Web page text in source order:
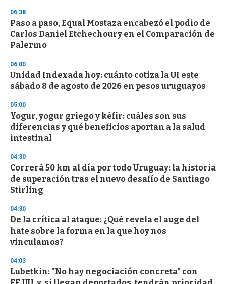
s
e
c
o
n
06:38
Paso a paso, Equal Mostaza encabezó el podio de
Carlos Daniel Etchechoury en el Comparación de
Palermo
06:00
Unidad Indexada hoy: cuánto cotiza la UI este
sábado 8 de agosto de 2026 en pesos uruguayos
05:00
Yogur, yogur griego y kéfir: cuáles son sus
diferencias y qué beneficios aportan a la salud
intestinal
04:30
Correrá 50 km al día por todo Uruguay: la historia
de superación tras el nuevo desafío de Santiago
Stirling
04:30
De la crítica al ataque: ¿Qué revela el auge del
hate sobre la forma en la que hoy nos
vinculamos?
04:03
Lubetkin: "No hay negociación concreta" con